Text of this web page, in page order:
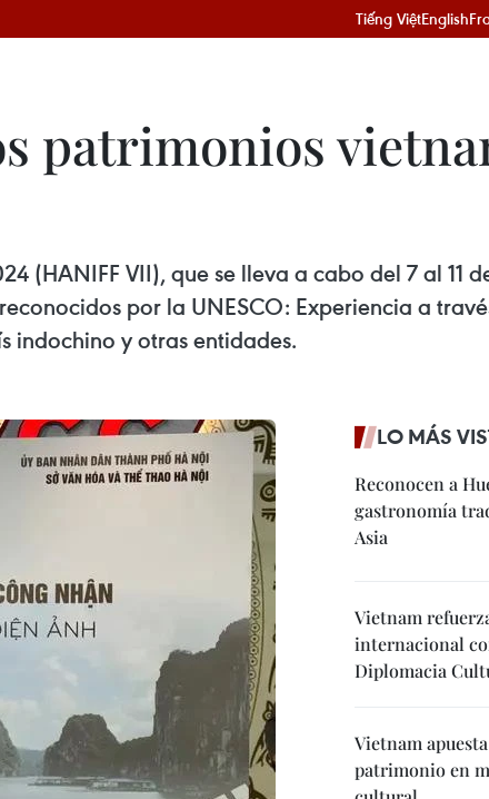
Tiếng ViệtEnglish
patrimonios
(HANIFF VII), que se lleva a cabo del 7 al 11
por la UNESCO: Experiencia a
indochino y otras entidades.
LO MÁS
Reconocen a
gastronomía
Asia
Vietnam
internacional
Diplomacia
Vietnam
patrimonio en